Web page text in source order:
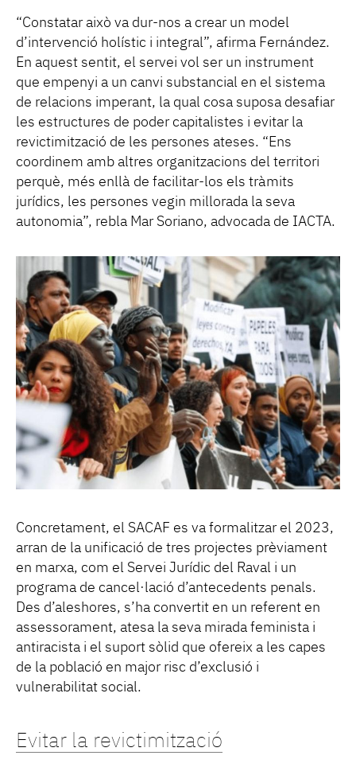
“Constatar això va dur-nos a crear un model
d’intervenció holístic i integral”, afirma Fernández.
En aquest sentit, el servei vol ser un instrument
que empenyi a un canvi substancial en el sistema
de relacions imperant, la qual cosa suposa desafiar
les estructures de poder capitalistes i evitar la
revictimització de les persones ateses. “Ens
coordinem amb altres organitzacions del territori
perquè, més enllà de facilitar-los els tràmits
jurídics, les persones vegin millorada la seva
autonomia”, rebla Mar Soriano, advocada de IACTA.
Concretament, el SACAF es va formalitzar el 2023,
arran de la unificació de tres projectes prèviament
en marxa, com el Servei Jurídic del Raval i un
programa de cancel·lació d’antecedents penals.
Des d’aleshores, s’ha convertit en un referent en
assessorament, atesa la seva mirada feminista i
antiracista i el suport sòlid que ofereix a les capes
de la població en major risc d’exclusió i
vulnerabilitat social.
Evitar la revictimització